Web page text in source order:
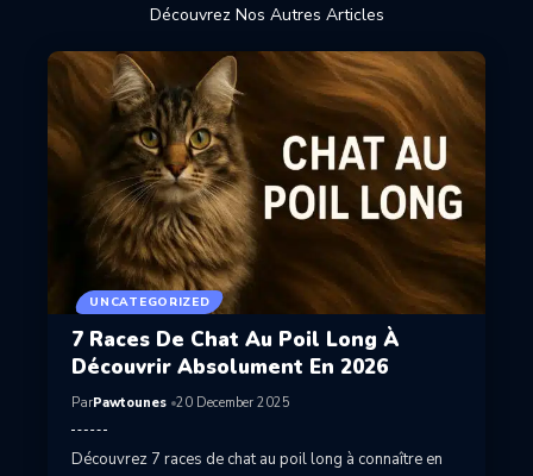
Découvrez Nos Autres Articles
UNCATEGORIZED
7 Races De Chat Au Poil Long À
Découvrir Absolument En 2026
ParPawtounes 20 December 2025
Découvrez 7 races de chat au poil long à connaître en